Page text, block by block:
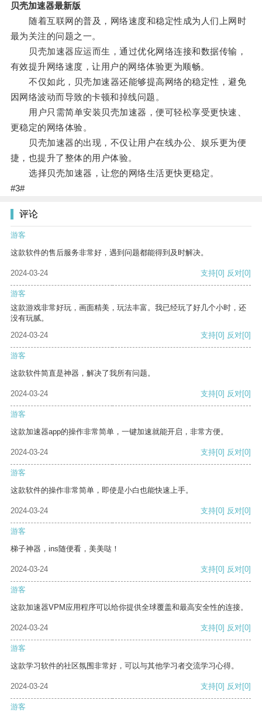
贝壳加速器最新版
随着互联网的普及，网络速度和稳定性成为人们上网时
最为关注的问题之一。
贝壳加速器应运而生，通过优化网络连接和数据传输，
有效提升网络速度，让用户的网络体验更为顺畅。
不仅如此，贝壳加速器还能够提高网络的稳定性，避免
因网络波动而导致的卡顿和掉线问题。
用户只需简单安装贝壳加速器，便可轻松享受更快速、
更稳定的网络体验。
贝壳加速器的出现，不仅让用户在线办公、娱乐更为便
捷，也提升了整体的用户体验。
选择贝壳加速器，让您的网络生活更快更稳定。
#3#
评论
游客
这款软件的售后服务非常好，遇到问题都能得到及时解决。
2024-03-24 支持[0] 反对[0]
游客
这款游戏非常好玩，画面精美，玩法丰富。我已经玩了好几个小时，还
没有玩腻。
2024-03-24
支持[0] 反对[0]
游客
这款软件简直是神器，解决了我所有问题。
2024-03-24 支持[0] 反对[0]
游客
这款加速器app的操作非常简单，一键加速就能开启，非常方便。
2024-03-24 支持[0] 反对[0]
游客
这款软件的操作非常简单，即使是小白也能快速上手。
2024-03-24 支持[0] 反对[0]
游客
梯子神器，ins随便看，美美哒！
2024-03-24 支持[0] 反对[0]
游客
这款加速器VPM应用程序可以给你提供全球覆盖和最高安全性的连接。
2024-03-24 支持[0] 反对[0]
游客
这款学习软件的社区氛围非常好，可以与其他学习者交流学习心得。
2024-03-24 支持[0] 反对[0]
游客